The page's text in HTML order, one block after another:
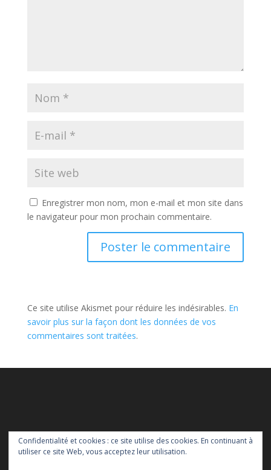
Enregistrer mon nom, mon e-mail et mon site dans
le navigateur pour mon prochain commentaire.
Ce site utilise Akismet pour réduire les indésirables. En
savoir plus sur la façon dont les données de vos
commentaires sont traitées.
Confidentialité et cookies : ce site utilise des cookies. En continuant à
utiliser ce site Web, vous acceptez leur utilisation.